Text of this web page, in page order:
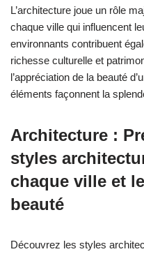
L’architecture joue un rôle
chaque ville qui influencent
environnants contribuent
richesse culturelle et
l’appréciation de la beauté
éléments façonnent la
Architecture :
styles
chaque ville et
beauté
Découvrez les styles